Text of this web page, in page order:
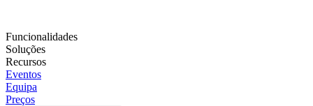
Funcionalidades
Soluções
Recursos
Eventos
Equipa
Preços